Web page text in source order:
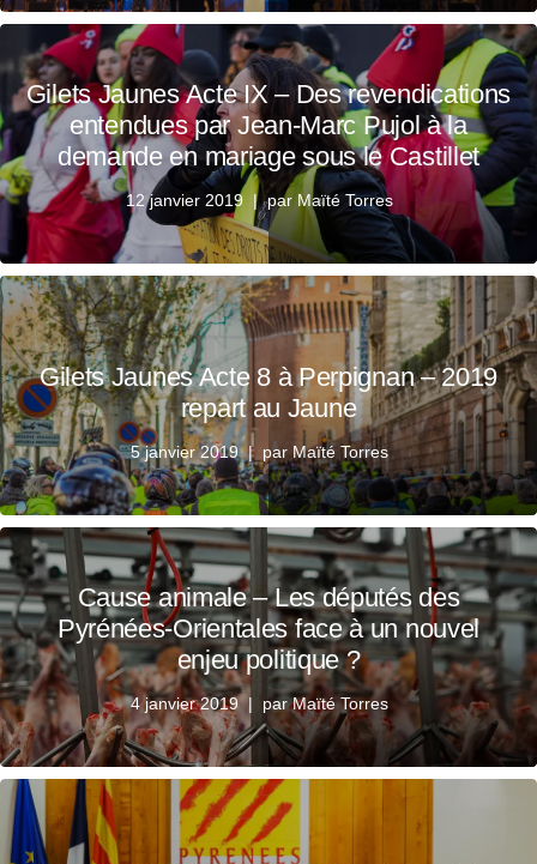
Gilets Jaunes Acte IX – Des revendications
entendues par Jean-Marc Pujol à la
demande en mariage sous le Castillet
12 janvier 2019 parMaïté Torres
Gilets Jaunes Acte 8 à Perpignan – 2019
repart au Jaune
5 janvier 2019 par Maïté Torres
Cause animale – Les députés des
Pyrénées-Orientales face à un nouvel
enjeu politique ?
4 janvier 2019 parMaïté Torres